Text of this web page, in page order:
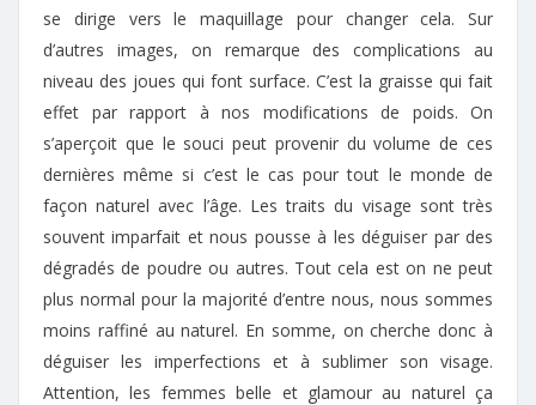
se dirige vers le maquillage pour changer cela. Sur
d’autres images, on remarque des complications au
niveau des joues qui font surface. C’est la graisse qui fait
effet par rapport à nos modifications de poids. On
s’aperçoit que le souci peut provenir du volume de ces
dernières même si c’est le cas pour tout le monde de
façon naturel avec l’âge. Les traits du visage sont très
souvent imparfait et nous pousse à les déguiser par des
dégradés de poudre ou autres. Tout cela est on ne peut
plus normal pour la majorité d’entre nous, nous sommes
moins raffiné au naturel. En somme, on cherche donc à
déguiser les imperfections et à sublimer son visage.
Attention, les femmes belle et glamour au naturel ça